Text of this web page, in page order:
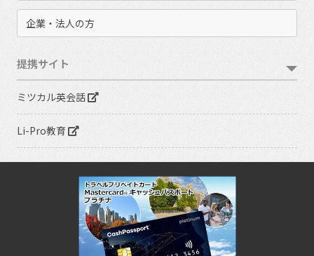
企業・法人の方
提携サイト
ミツカル英会話
Li-Pro教育